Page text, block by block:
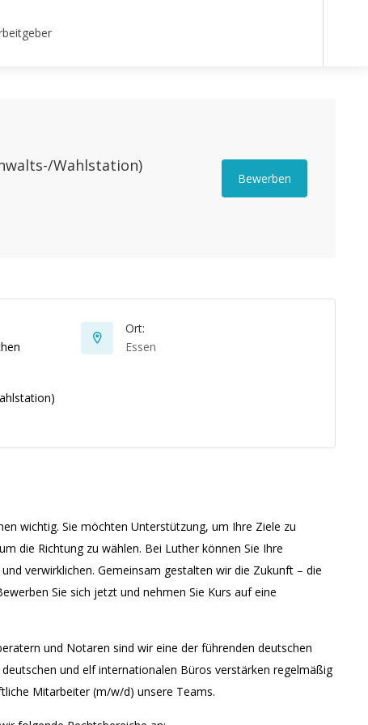
Wahlstation)
Bewerben
Ort:
Essen
wichtig. Sie möchten Unterstützung, um Ihre Ziele zu
die Richtung zu wählen. Bei Luther können Sie Ihre
verwirklichen. Gemeinsam gestalten wir die Zukunft – die
Sie sich jetzt und nehmen Sie Kurs auf eine
und Notaren sind wir eine der führenden deutschen
und elf internationalen Büros verstärken regelmäßig
Mitarbeiter (m/w/d) unsere Teams.